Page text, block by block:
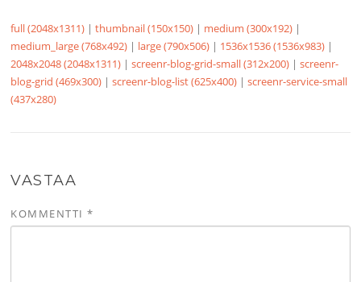
full (2048x1311) |thumbnail (150x150) | medium (300x192) |
medium_large (768x492) | large (790x506) | 1536x1536 (1536x983) |
2048x2048 (2048x1311) |screenr-blog-grid-small (312x200) |screenr-
blog-grid (469x300) |screenr-blog-list (625x400) |screenr-service-small
(437x280)
VASTAA
KOMMENTTI*